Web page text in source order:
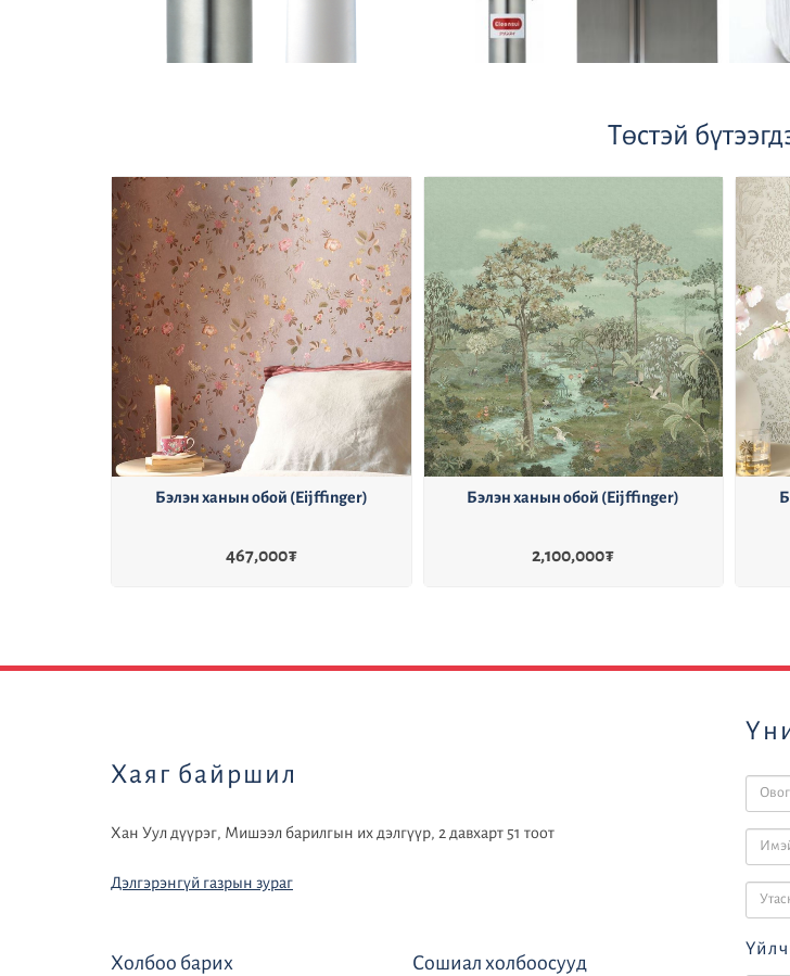
Төстэй
Бэлэн ханын обой (Eijffinger)
2,100,000
Бэлэн ханын обой (Eijffinger)
540,000
Хаяг байршил
Хан Уул дүүрэг, Мишээл барилгын их дэлгүүр, 2 давхарт 51 тоот
Дэлгэрэнгүй газрын зураг
Холбоо барих Сошиал холбоосууд